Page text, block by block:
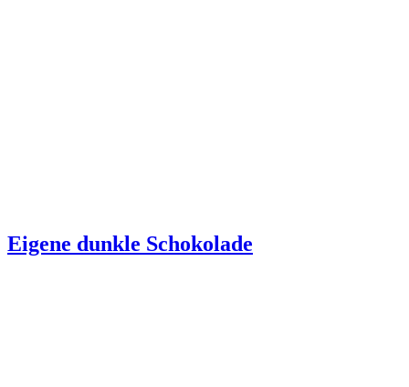
Eigene dunkle Schokolade